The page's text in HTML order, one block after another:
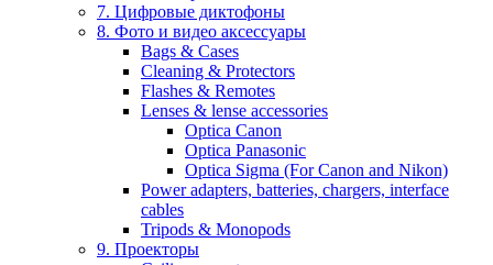
7. Цифровые диктофоны
8. Фото и видео аксессуары
Bags & Cases
Cleaning & Protectors
Flashes & Remotes
Lenses & lense accessories
Optica Canon
Optica Panasonic
Optica Sigma (For Canon and Nikon)
Power adapters, batteries, chargers, interface
cables
Tripods & Monopods
9. Проекторы